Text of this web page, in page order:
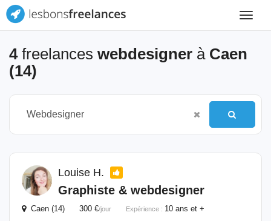
Toggle
4freelances webdesigner à Caen
(14)
Louise H.
Graphiste & webdesigner
Caen (14) 300 €/jour Expérience : 10 ans et +